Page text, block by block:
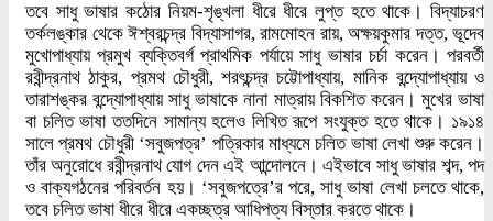
তবে সাধু ভাষার কঠোর নিয়ম-শৃঙ্খলা ধীরে ধীরে লুপ্ত হতে থাকে। বিদ্যাচরণ
তর্কলঙ্কার থেকে ঈশ্বরচন্দ্র বিদ্যাসাগর, রামমোহন রায়, অক্ষয়কুমার দত্ত, ভূদেব
মুখোপাধ্যায় প্রমুখ ব্যক্তিবর্গ প্রাথমিক পর্যায়ে সাধু ভাষার চর্চা করেন। পরবর্তী
রবীন্দ্রনাথ ঠাকুর, প্রমথ চৌধুরী, শরৎচন্দ্র চট্টোপাধ্যায়, মানিক বন্দ্যোপাধ্যায় ও
তারাশঙ্কর বন্দ্যোপাধ্যায় সাধু ভাষাকে নানা মাত্রায় বিকশিত করেন। মুখের ভাষা
বা চলিত ভাষা ততদিনে সামান্য হলেও লিখিত রূপে সংযুক্ত হতে থাকে। ১৯১৪
সালে প্রমথ চৌধুরী ‘সবুজপত্র’ পত্রিকার মাধ্যমে চলিত ভাষা লেখা শুরু করেন।
তাঁর অনুরোধে রবীন্দ্রনাথ যোগ দেন এই আন্দোলনে। এইভাবে সাধু ভাষার শব্দ, পদ
ও বাক্যগঠনের পরিবর্তন হয়। ‘সবুজপত্রে’র পরে, সাধু ভাষা লেখা চলতে থাকে,
তবে চলিত ভাষা ধীরে ধীরে একচ্ছত্র আধিপত্য বিস্তার করতে থাকে।